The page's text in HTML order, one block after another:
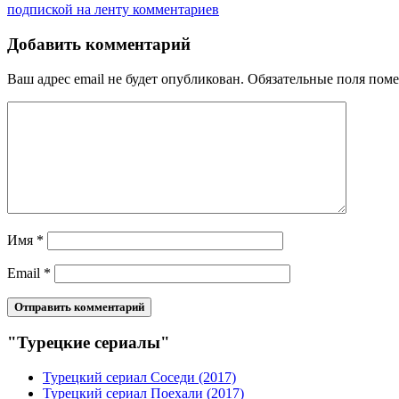
подпиской на ленту комментариев
Добавить комментарий
Ваш адрес email не будет опубликован. Обязательные поля
Имя *
Email *
"Турецкие сериалы"
Турецкий сериал Соседи (2017)
Турецкий сериал Поехали (2017)